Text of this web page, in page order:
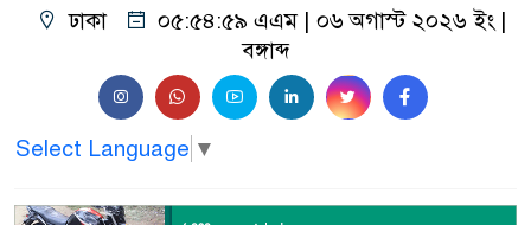
ঢাকা ০৫:৫৫:০০ এএম | ০৬ অগাস্ট ২০২৬ ইং |
বঙ্গাব্দ
Select Language ▼